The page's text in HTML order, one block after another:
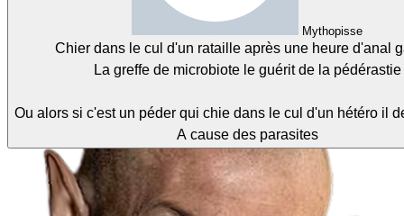
Mythopisse
Chier dans le cul d'un rataille après une heure d'anal
La greffe de microbiote le guérit de la pédérastie
Ou alors si c'est un péder qui chie dans le cul d'un hétéro il
A cause des parasites